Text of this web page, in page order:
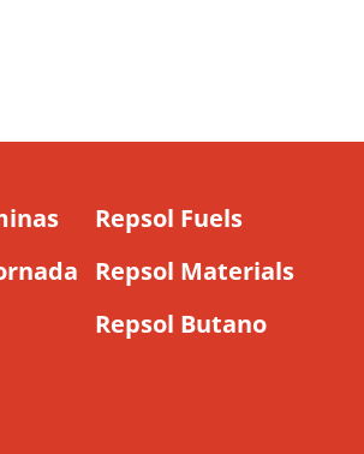
Repsol Fuels
Repsol Materials
Repsol Butano